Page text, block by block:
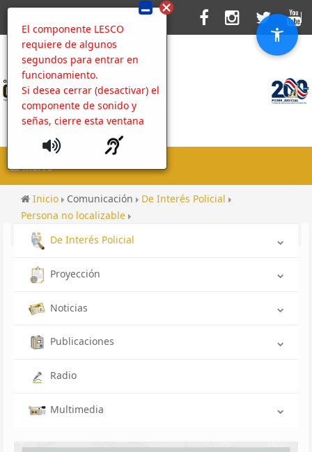
El componente LESCO
requiere de algunos
segundos para entrar en
funcionamiento.
Si desea cerrar (desactivar) el
componente de sonido y
señas, cierre esta ventana
MENU
Inicio Comunicación
De Interés Policial
Persona no localizable
No localizada OIJ Alajuela: Ana Ruth Fenly
De Interés Policial
Proyección
Noticias
Publicaciones
Radio
Multimedia